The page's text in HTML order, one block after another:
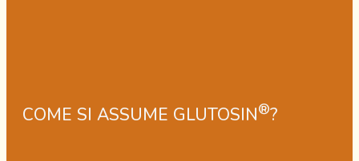
COME SI ASSUME GLUTOSIN®?